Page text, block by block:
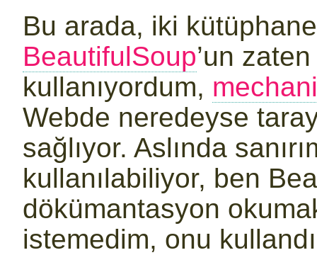
Bu arada, iki
BeautifulSoup’un
kullanıyordum,
Webde neredeyse
sağlıyor. Aslında
kullanılabiliyor, ben
dökümantasyon
istemedim, onu